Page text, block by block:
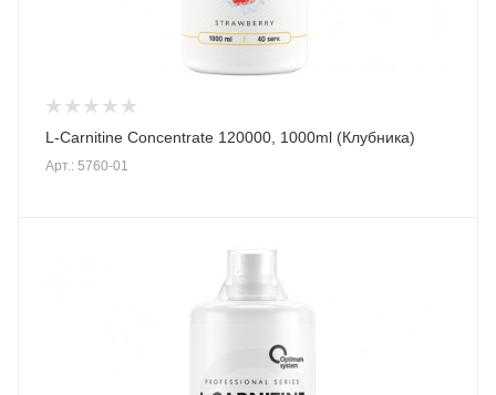
L-Carnitine Concentrate 120000, 1000ml (Клубника)
Арт.: 5760-01